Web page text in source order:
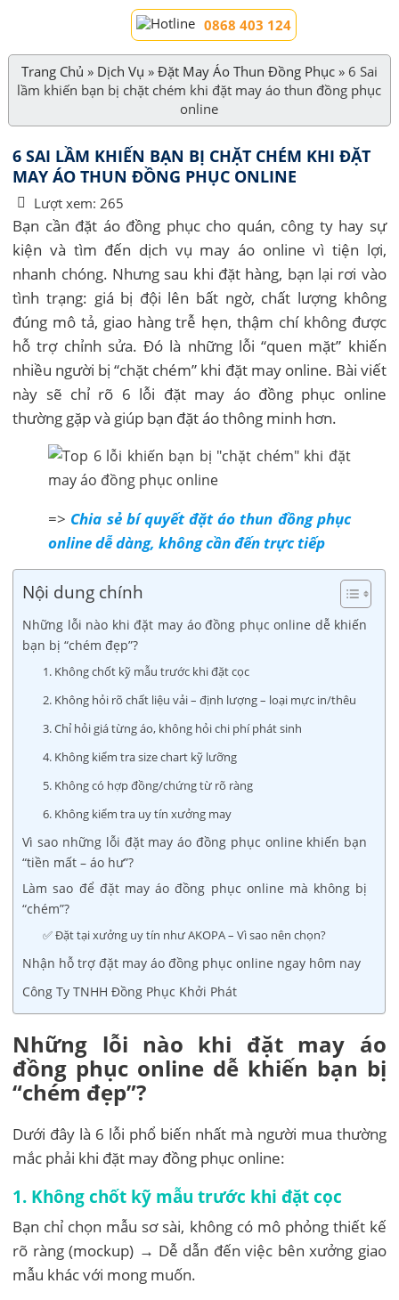
0868 403 124
Trang Chủ » Dịch Vụ » Đặt May Áo Thun Đồng Phục» 6 Sai
lầm khiến bạn bị chặt chém khi đặt may áo thun đồng phục
online
6 SAI LẦM KHIẾN BẠN BỊ CHẶT CHÉM KHI ĐẶT
MAY ÁO THUN ĐỒNG PHỤC ONLINE
Lượt xem: 265
Bạn cần đặt áo đồng phục cho quán, công ty hay sự
kiện và tìm đến dịch vụ may áo online vì tiện lợi,
nhanh chóng. Nhưng sau khi đặt hàng, bạn lại rơi vào
tình trạng: giá bị đội lên bất ngờ, chất lượng không
đúng mô tả, giao hàng trễ hẹn, thậm chí không được
hỗ trợ chỉnh sửa. Đó là những lỗi “quen mặt” khiến
nhiều người bị “chặt chém” khi đặt may online. Bài viết
này sẽ chỉ rõ 6 lỗi đặt may áo đồng phục online
thường gặp và giúp bạn đặt áo thông minh hơn.
=> Chia sẻ bí quyết đặt áo thun đồng phục
online dễ dàng, không cần đến trực tiếp
Nội dung chính
Những lỗi nào khi đặt may áo đồng phục online dễ khiến
bạn bị “chém đẹp”?
1. Không chốt kỹ mẫu trước khi đặt cọc
2. Không hỏi rõ chất liệu vải – định lượng – loại mực in/thêu
3. Chỉ hỏi giá từng áo, không hỏi chi phí phát sinh
4. Không kiểm tra size chart kỹ lưỡng
5. Không có hợp đồng/chứng từ rõ ràng
6. Không kiểm tra uy tín xưởng may
Vì sao những lỗi đặt may áo đồng phục online khiến bạn
“tiền mất – áo hư”?
Làm sao để đặt may áo đồng phục online mà không bị
“chém”?
✅ Đặt tại xưởng uy tín như AKOPA – Vì sao nên chọn?
Nhận hỗ trợ đặt may áo đồng phục online ngay hôm nay
Công Ty TNHH Đồng Phục Khởi Phát
Những lỗi nào khi đặt may áo
đồng phục online dễ khiến bạn bị
“chém đẹp”?
Dưới đây là 6 lỗi phổ biến nhất mà người mua thường
mắc phải khi đặt may đồng phục online:
1. Không chốt kỹ mẫu trước khi đặt cọc
Bạn chỉ chọn mẫu sơ sài, không có mô phỏng thiết kế
rõ ràng (mockup) → Dễ dẫn đến việc bên xưởng giao
mẫu khác với mong muốn.